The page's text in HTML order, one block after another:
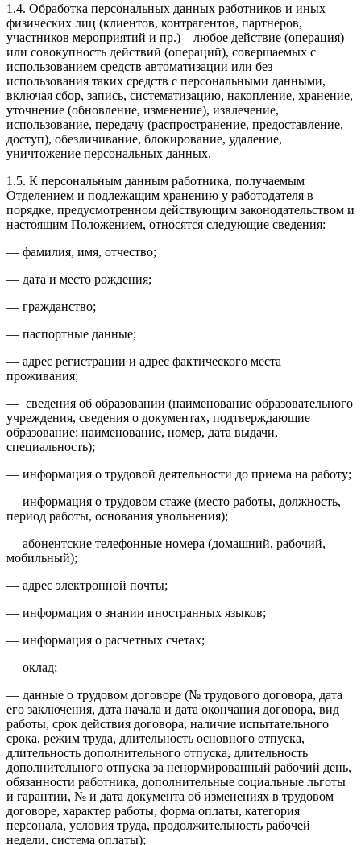
1.4. Обработка персональных данных работников и иных
физических лиц (клиентов, контрагентов, партнеров,
участников мероприятий и пр.) – любое действие (операция)
или совокупность действий (операций), совершаемых с
использованием средств автоматизации или без
использования таких средств с персональными данными,
включая сбор, запись, систематизацию, накопление, хранение,
уточнение (обновление, изменение), извлечение,
использование, передачу (распространение, предоставление,
доступ), обезличивание, блокирование, удаление,
уничтожение персональных данных.
1.5. К персональным данным работника, получаемым
Отделением и подлежащим хранению у работодателя в
порядке, предусмотренном действующим законодательством и
настоящим Положением, относятся следующие сведения:
— фамилия, имя, отчество;
— дата и место рождения;
— гражданство;
— паспортные данные;
— адрес регистрации и адрес фактического места
проживания;
— сведения об образовании (наименование образовательного
учреждения, сведения о документах, подтверждающие
образование: наименование, номер, дата выдачи,
специальность);
— информация о трудовой деятельности до приема на работу;
— информация о трудовом стаже (место работы, должность,
период работы, основания увольнения);
— абонентские телефонные номера (домашний, рабочий,
мобильный);
— адрес электронной почты;
— информация о знании иностранных языков;
— информация о расчетных счетах;
— оклад;
— данные о трудовом договоре (№ трудового договора, дата
его заключения, дата начала и дата окончания договора, вид
работы, срок действия договора, наличие испытательного
срока, режим труда, длительность основного отпуска,
длительность дополнительного отпуска, длительность
дополнительного отпуска за ненормированный рабочий день,
обязанности работника, дополнительные социальные льготы
и гарантии, № и дата документа об изменениях в трудовом
договоре, характер работы, форма оплаты, категория
персонала, условия труда, продолжительность рабочей
недели, система оплаты);